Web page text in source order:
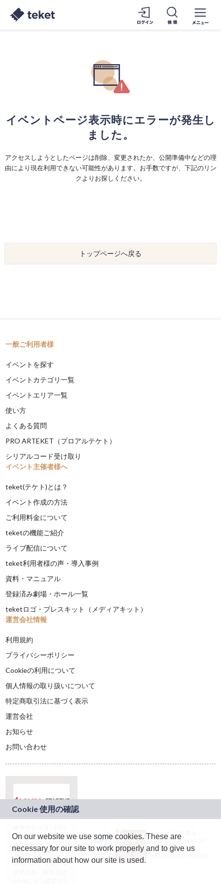
イベントページ表示時にエラーが発生し
ました。
アクセスしようとしたページは削除、変更されたか、公開準備中などの理
由により現在利用できない可能性があります。お手数ですが、下記のリン
クよりお探しください。
トップページへ戻る
一般ご利用者様
イベントを探す
イベントカテゴリ一覧
イベントエリア一覧
使い方
よくある質問
PRO ARTEKET（プロアルテケト）
シリアルコード受け取り
イベント主催者様へ
teket(テケト)とは？
イベント作成の方法
ご利用料金について
teketの機能ご紹介
ライブ配信について
teket利用者様の声・導入事例
資料・マニュアル
登録済み劇場・ホール一覧
teketロゴ・プレスキット（メディアキット）
運営会社情報
利用規約
プライバシーポリシー
Cookieの利用について
個人情報の取り扱いについて
特定商取引法に基づく表示
運営会社
お知らせ
お問い合わせ
ドコモグループの新
規事業創出プログラ
ム「docomo
STARTUP」を通じて
JASRAC許諾番号：
9024936001Y45037
JASRAC許諾番号：
On our website we use some cookies. These are
necessary for our site to work properly and to give us
information about how our site is used.